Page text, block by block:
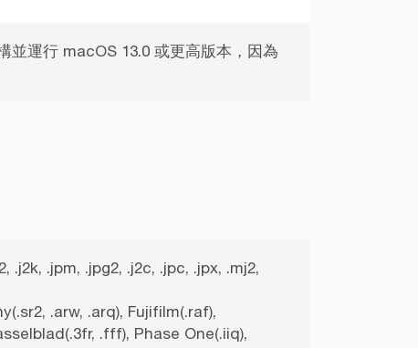
並運行 macOS 13.0 或更高版本，因為
.jpm, .jpg2, .j2c, .jpc, .jpx, .mj2,
.arw, .arq), Fujifilm(.raf),
.fff), Phase One(.iiq),